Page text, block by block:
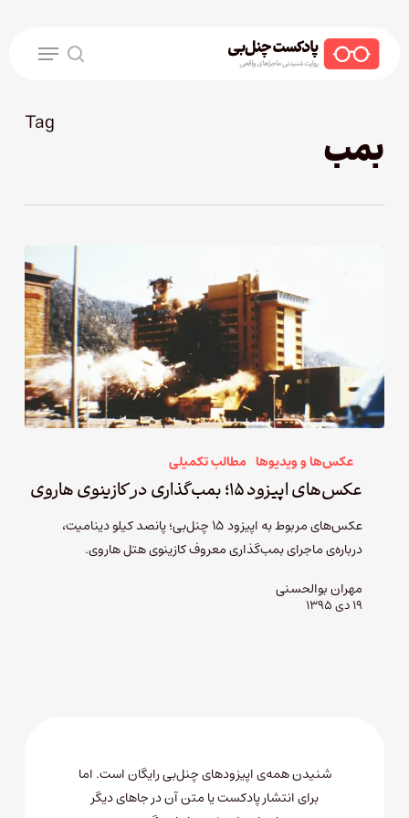
search
Menu
Tag
بمب
عکس‌ها و ویدیوها مطالب تکمیلی
عکس‌های اپیزود ۱۵؛ بمب‌گذاری در کازینوی هاروی
عکس‌های مربوط به اپیزود ۱۵ چنل‌بی؛ پانصد کیلو دینامیت،
درباره‌ی ماجرای بمب‌گذاری معروف کازینوی هتل هاروی.
مهران بوالحسنی
۱۹ دی ۱۳۹۵
شنیدن همه‌ی اپیزودهای چنل‌بی رایگان است. اما
برای انتشار پادکست یا متن آن در جاهای دیگر